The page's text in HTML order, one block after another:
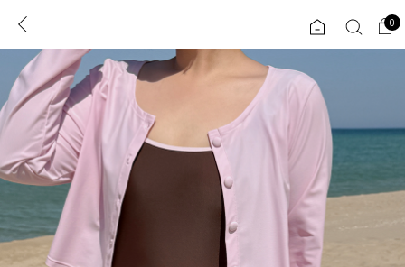
로그인 0
ENG
TW
JP
콘텐츠 리뷰 & 혜택 플러스핏 회원혜택
CATEGORY COMMUNITY
도착보장⚡ ALL
0